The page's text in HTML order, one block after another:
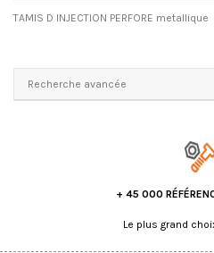
TAMIS D INJECTION PERFORE metallique
Recherche avancée
+ 45 000
Le plus grand